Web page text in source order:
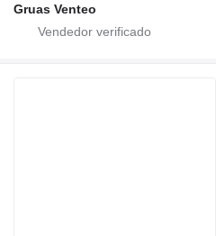
Gruas Venteo